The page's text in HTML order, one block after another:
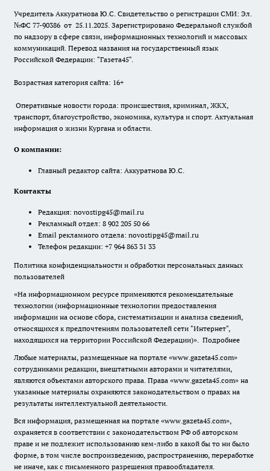
Учредитель Аккуратнова Ю.С. Свидетельство о регистрации СМИ: Эл.
№ФС 77-90386 от 25.11.2025. Зарегистрировано Федеральной службой
по надзору в сфере связи, информационных технологий и массовых
коммуникаций. Перевод названия на государственный язык
Российской Федерации: "Газета45".
Возрастная категория сайта: 16+
Оперативные новости города: происшествия, криминал, ЖКХ,
транспорт, благоустройство, экономика, культура и спорт. Актуальная
информация о жизни Кургана и области.
О компании:
Главный редактор сайта: Аккуратнова Ю.С.
Контакты
Редакция: novostipg45@mail.ru
Рекламный отдел: 8 902 205 50 66
Email рекламного отдела: novostipg45@mail.ru
Телефон редакции: +7 964 863 31 33
Политика конфиденциальности и обработки персональных данных
пользователей
«На информационном ресурсе применяются рекомендательные
технологии (информационные технологии предоставления
информации на основе сбора, систематизации и анализа сведений,
относящихся к предпочтениям пользователей сети "Интернет",
находящихся на территории Российской Федерации)». Подробнее
Любые материалы, размещенные на портале «www.gazeta45.com»
сотрудниками редакции, внештатными авторами и читателями,
являются объектами авторского права. Права «www.gazeta45.com» на
указанные материалы охраняются законодательством о правах на
результаты интеллектуальной деятельности.
Вся информация, размещенная на портале «www.gazeta45.com»,
охраняется в соответствии с законодательством РФ об авторском
праве и не подлежит использованию кем-либо в какой бы то ни было
форме, в том числе воспроизведению, распространению, переработке
не иначе, как с письменного разрешения правообладателя.